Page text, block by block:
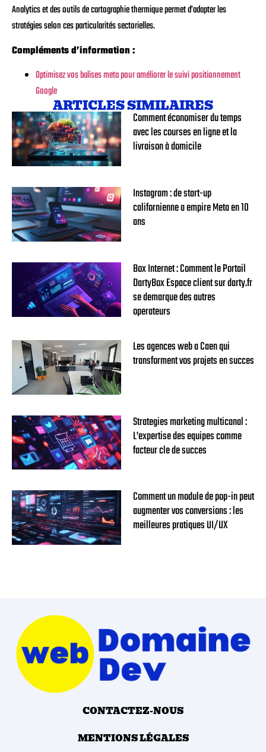
Analytics et des outils de cartographie thermique permet d’adapter les
stratégies selon ces particularités sectorielles.
Compléments d’information :
Optimisez vos balises meta pour améliorer le suivi positionnement
Google
ARTICLES SIMILAIRES
Comment économiser du temps
avec les courses en ligne et la
livraison à domicile
Instagram : de start-up
californienne a empire Meta en 10
ans
Box Internet : Comment le Portail
DartyBox Espace client sur darty.fr
se demarque des autres
operateurs
Les agences web a Caen qui
transforment vos projets en succes
Strategies marketing multicanal :
L’expertise des equipes comme
facteur cle de succes
Comment un module de pop-in peut
augmenter vos conversions : les
meilleures pratiques UI/UX
CONTACTEZ-NOUS
MENTIONS LÉGALES